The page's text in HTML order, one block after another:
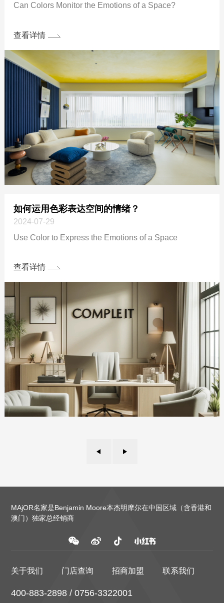
Can Colors Monitor the Emotions of a Space?
查看详情
如何运用色彩表达空间的情绪？
2024-07-29
Use Color to Express the Emotions of a Space
查看详情
MAjOR名家是Benjamin Moore本杰明摩尔在中国区域（含香港和
澳门）独家总经销商
关于我们 门店查询 招商加盟 联系我们
400-883-2898 / 0756-3322001